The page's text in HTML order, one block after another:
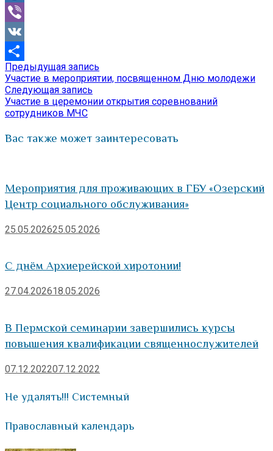
Mail.Ru
Viber
VK
Отправить
Навигация
по
записям
Предыдущая запись
запись:
Участие в мероприятии, посвященном Дню молодежи
Следующая запись
запись:
Участие в церемонии открытия соревнований
сотрудников МЧС
Вас также может заинтересовать
Мероприятия для проживающих в ГБУ «Озерский
Центр социального обслуживания»
25.05.202625.05.2026
С днём Архиерейской хиротонии!
27.04.202618.05.2026
В Пермской семинарии завершились курсы
повышения квалификации священнослужителей
07.12.202207.12.2022
Не удалять!!! Системный
Православный календарь